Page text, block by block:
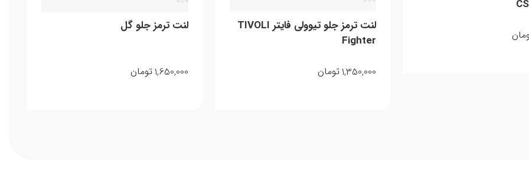
لنت ترمز جلو تیوولی فایتر TIVOLI
Fighter
1,350,000تومان
لنت ترمز جلو گل
1,650,000تومان